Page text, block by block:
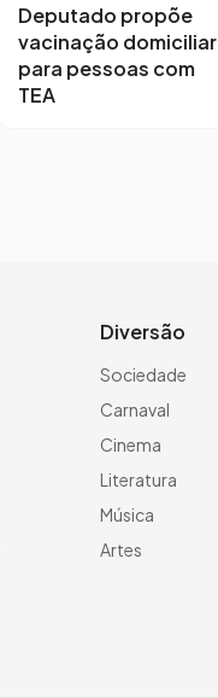
Deputado propõe
vacinação domiciliar
para pessoas com
TEA
Diversão
Sociedade
Carnaval
Cinema
Literatura
Música
Artes